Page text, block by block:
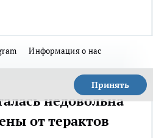
Информация о нас
Принять
недовольна
от терактов